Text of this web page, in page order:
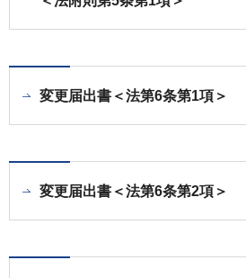
変更届出書＜法第6条第1項＞
変更届出書＜法第6条第2項＞